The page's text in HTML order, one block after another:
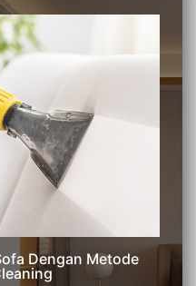
Dengan Metode